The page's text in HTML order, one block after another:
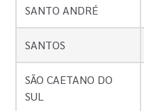
SANTO ANDRÉ
SANTOS
SÃO CAETANO DO
SUL